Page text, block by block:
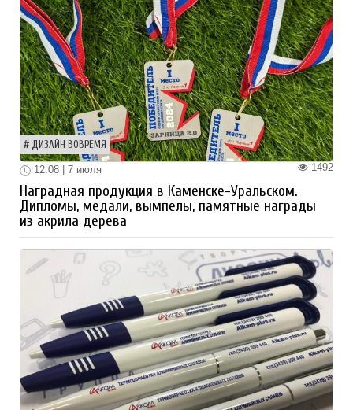
ДИЗАЙН ВОВРЕМЯ
1492
12:08 | 7 июля
Наградная продукция в Каменске-Уральском.
Дипломы, медали, вымпелы, памятные награды
из акрила дерева